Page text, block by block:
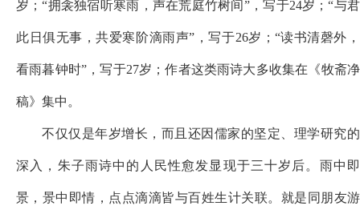
岁；“拥衾独宿听寒雨，声在荒庭竹树间”，写于24岁；“与君
此日俱无事，共爱寒阶滴雨声”，写于26岁；“读书清磬外，
看雨暮钟时”，写于27岁；作者这类雨诗大多收集在《牧斋净
稿》集中。
不仅仅是年岁增长，而且还因儒家的坚定、理学研究的
深入，朱子雨诗中的人民性愈发显现于三十岁后。雨中即
景，景中即情，点点滴滴皆与百姓生计关联。就是同朋友游